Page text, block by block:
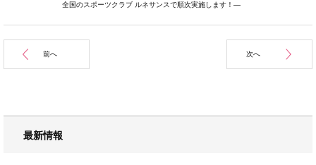
全国のスポーツクラブ ルネサンスで順次実施します！―
前へ 次へ
最新情報